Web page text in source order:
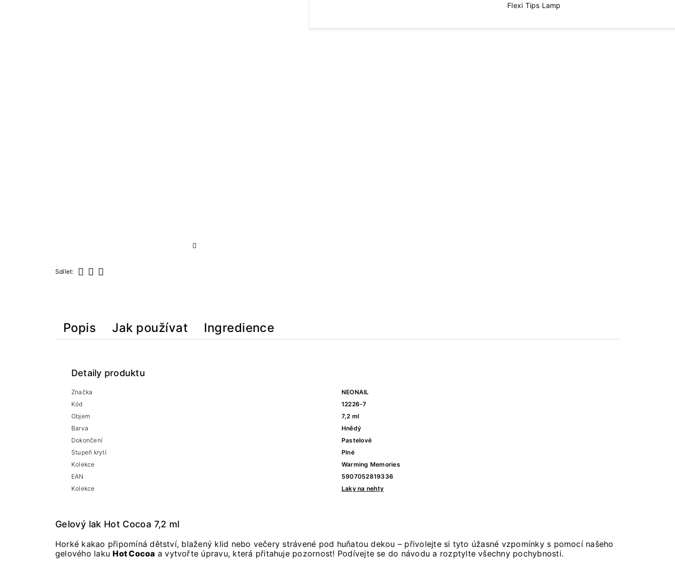
Flexi Tips Lamp
Sdílet:
Popis Jak používat Ingredience
Detaily produktu
Značka
NEONAIL
Kód
12226-7
Objem
7,2 ml
Barva
Hnědý
Dokončení
Pastelové
Stupeň krytí
Plné
Kolekce
Warming Memories
EAN
5907052819336
Kolekce
Laky na nehty
Gelový lak Hot Cocoa 7,2 ml
Horké kakao připomíná dětství, blažený klid nebo večery strávené pod huňatou dekou – přivolejte si tyto úžasné vzpomínky s pomocí našeho
gelového lakuHot Cocoa a vytvořte úpravu, která přitahuje pozornost! Podívejte se do návodu a rozptylte všechny pochybnosti.